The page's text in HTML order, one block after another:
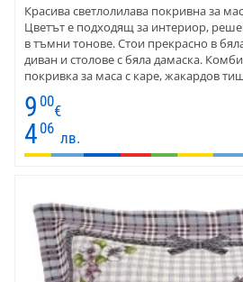
Красива светлолилава покривна за
Цветът е подходящ за интериор,
в тъмни тонове. Стои прекрасно в
диван и столове с бяла дамаска.
покривка за маса с каре, жакардов
бяло или тъмнолилаво. Десени с цветя
прекрасно, особено лавандула.
полиестер и се поддържа лесно.
различни размери и форма.
заведения и клубове.
9 00
€
4 06
лв.